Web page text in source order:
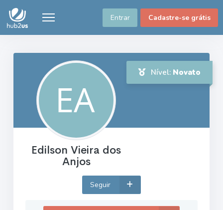
Entrar Cadastre-se grátis
Nível: Novato
Edilson Vieira dos
Anjos
Seguir